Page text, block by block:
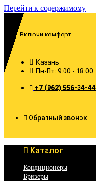
Перейти к содержимому
Включи комфорт
Казань
Пн-Пт: 9:00 - 18:00
+7 (962) 556-34-44
Обратный звонок
Каталог
Кондиционеры
Бризеры